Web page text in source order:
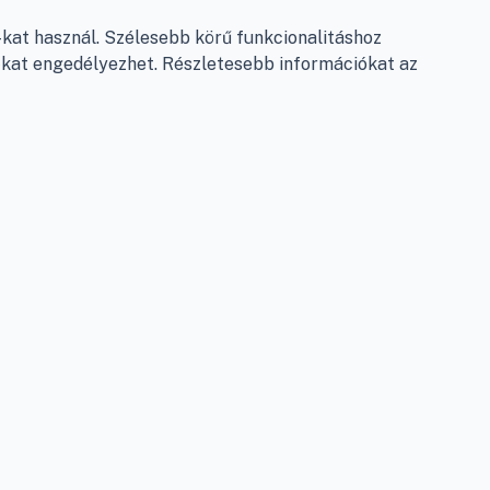
Fizetés
használ. Szélesebb körű funkcionalitáshoz
engedélyezhet. Részletesebb információkat az